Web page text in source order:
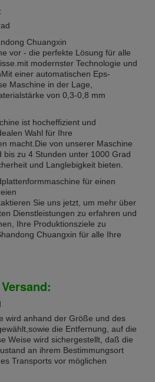
Chuangxin
vor - die perfekte Lösung für alle
modernster Technologie und
einer automatischen Eps-
Maschine in der Lage,
von 0,3-0,8 mm
ist hocheffizient und
Wahl für Ihre
macht.Die von unserer Maschine
bis zu 4 Stunden unter 1000 Grad
und Langlebigkeit bieten.
für einen
Sie uns jetzt, um mehr über
Dienstleistungen zu erfahren und
Ihre Produktionsziele zu
Chuangxin für alle Ihre
wird anhand der Größe und des
die Entfernung, auf die
Weise wird sichergestellt, daß die
an ihrem Bestimmungsort
Transports vor möglichen